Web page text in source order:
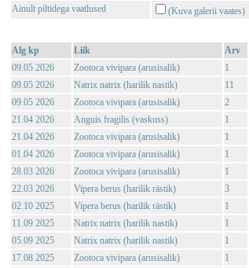
Ainult piltidega vaatlused
(Kuva galerii vaates)
Alg kp Liik Arv
09.05 2026
Zootoca vivipara (arusisalik) 1
09.05 2026
Natrix natrix (harilik nastik) 11
09.05 2026
Zootoca vivipara (arusisalik) 2
21.04 2026
Anguis fragilis (vaskuss) 1
21.04 2026
Zootoca vivipara (arusisalik) 1
01.04 2026
Zootoca vivipara (arusisalik) 1
28.03 2026
Zootoca vivipara (arusisalik) 1
22.03 2026
Vipera berus (harilik rästik) 3
02.10 2025
Vipera berus (harilik rästik) 1
11.09 2025
Natrix natrix (harilik nastik) 1
05.09 2025
Natrix natrix (harilik nastik) 1
17.08 2025
Zootoca vivipara (arusisalik) 1